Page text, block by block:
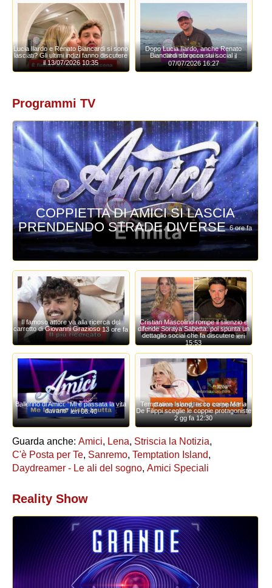
Lucia Ilardo e Renato Biancardi si sono
lasciati? Gli ultimi indizi fanno discutere
il 13/07/2026 10:35
Dopo Lucia Ilardo, anche Renato
Biancardi sbrocca sui socialil
07/07/2026 16:27
Programmi TV
COPPIETTA DI AMICI SI LASCIA
PRENDENDO STRADE DIVERSE6 ore fa
Il famoso attore va alla ricerca del
carretto di Giovanni Grazioso13 ore fa
Cristian Mascolino rompe il silenzio e
difende Soraya Sabetta: poi spunta un
dettaglio social che fa discutereieri
15:53
Ballerino di Amici: "Mi è passata la vita
davanti"ieri 08:40
Temptation Island, ecco come Maria
De Filippi sceglie le coppie protagoniste
2 gg fa 12:30
Guarda anche: Amici, Lena, Striscia la Notizia,
C'è Posta per Te, Sanremo, Temptation Island,
Daydreamer - Le ali del sogno, Amici Speciali
Reality Show